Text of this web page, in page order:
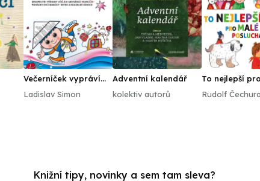
Večerníček vypráví
Ladislav Simon
Adventní kalendář
kolektiv autorů
To nejlepší
velké
Rudolf Čechura
Knižní tipy, novinky a sem tam sleva?